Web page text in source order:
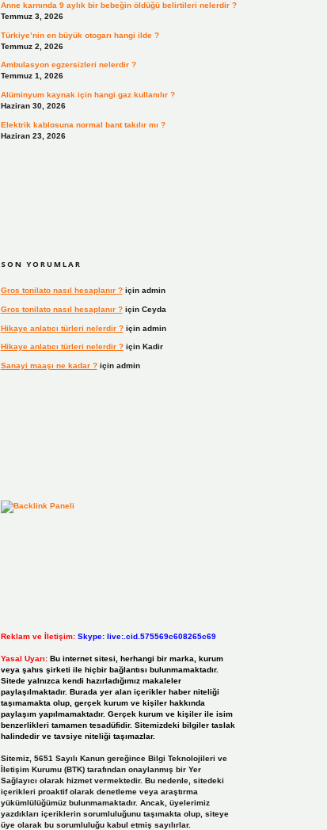
Anne karnında 9 aylık bir bebeğin öldüğü belirtileri nelerdir ?
Temmuz 3, 2026
Türkiye’nin en büyük otogarı hangi ilde ?
Temmuz 2, 2026
Ambulasyon egzersizleri nelerdir ?
Temmuz 1, 2026
Alüminyum kaynak için hangi gaz kullanılır ?
Haziran 30, 2026
Elektrik kablosuna normal bant takılır mı ?
Haziran 23, 2026
SON YORUMLAR
Gros tonilato nasıl hesaplanır ?için admin
Gros tonilato nasıl hesaplanır ?için Ceyda
Hikaye anlatıcı türleri nelerdir ?için admin
Hikaye anlatıcı türleri nelerdir ?için Kadir
Sanayi maaşı ne kadar ?için admin
Reklam ve İletişim: Skype: live:.cid.575569c608265c69
Yasal Uyarı: Bu internet sitesi, herhangi bir marka, kurum
veya şahıs şirketi ile hiçbir bağlantısı bulunmamaktadır.
Sitede yalnızca kendi hazırladığımız makaleler
paylaşılmaktadır. Burada yer alan içerikler haber niteliği
taşımamakta olup, gerçek kurum ve kişiler hakkında
paylaşım yapılmamaktadır. Gerçek kurum ve kişiler ile isim
benzerlikleri tamamen tesadüfidir. Sitemizdeki bilgiler taslak
halindedir ve tavsiye niteliği taşımazlar.
Sitemiz, 5651 Sayılı Kanun gereğince Bilgi Teknolojileri ve
İletişim Kurumu (BTK) tarafından onaylanmış bir Yer
Sağlayıcı olarak hizmet vermektedir. Bu nedenle, sitedeki
içerikleri proaktif olarak denetleme veya araştırma
yükümlülüğümüz bulunmamaktadır. Ancak, üyelerimiz
yazdıkları içeriklerin sorumluluğunu taşımakta olup, siteye
üye olarak bu sorumluluğu kabul etmiş sayılırlar.